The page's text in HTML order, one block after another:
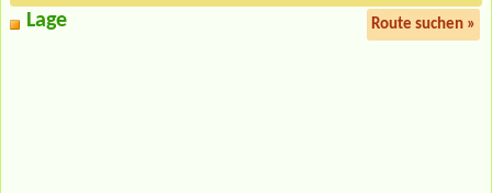
Lage Route suchen »